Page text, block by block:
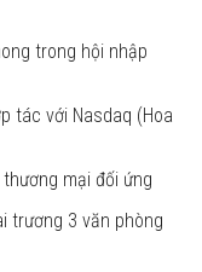
trong hội nhập
tác với Nasdaq (Hoa
mại đối ứng
trương 3 văn phòng